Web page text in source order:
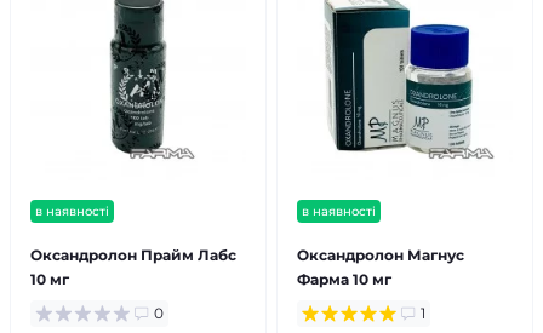
в наявності
Оксандролон Прайм Лабс
10 мг
0
в наявності
Оксандролон Магнус
Фарма 10 мг
1